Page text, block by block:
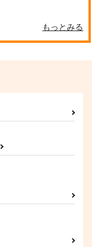
もっとみる